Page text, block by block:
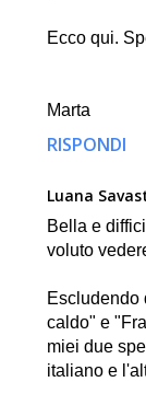
Ecco qui.
Marta
RISPONDI
Luana
Bella e
voluto
Escludendo
caldo" e
miei due
italiano e